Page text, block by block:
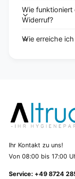
Wie funktioniert
Widerruf?
Wie erreiche
Ihr Kontakt zu uns!
Von 08:00 bis 17:00
Service: +49 8724